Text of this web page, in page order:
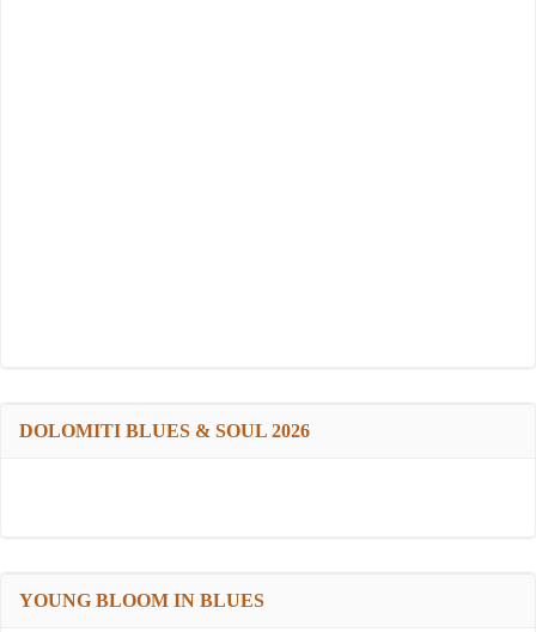
DOLOMITI BLUES & SOUL 2026
YOUNG BLOOM IN BLUES